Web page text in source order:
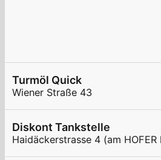
Turmöl Quick
Wiener Straße 43
Diskont Tankstelle